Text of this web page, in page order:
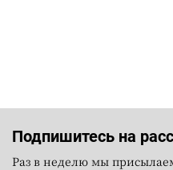
Подпишитесь на
Раз в неделю мы